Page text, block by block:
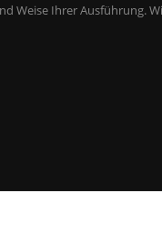
Weise Ihrer